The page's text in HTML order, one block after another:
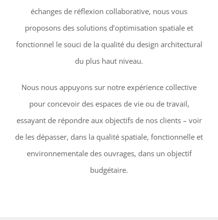
échanges de réflexion collaborative, nous vous
proposons des solutions d’optimisation spatiale et
fonctionnel le souci de la qualité du design architectural
du plus haut niveau.
Nous nous appuyons sur notre expérience collective
pour concevoir des espaces de vie ou de travail,
essayant de répondre aux objectifs de nos clients – voir
de les dépasser, dans la qualité spatiale, fonctionnelle et
environnementale des ouvrages, dans un objectif
budgétaire.